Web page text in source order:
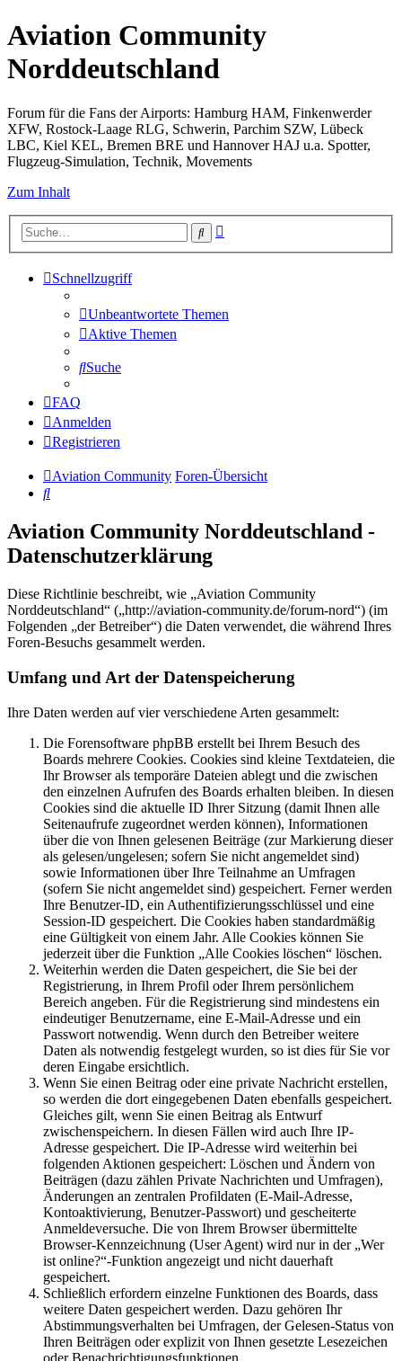
Aviation Community
Norddeutschland
Forum für die Fans der Airports: Hamburg HAM, Finkenwerder
XFW, Rostock-Laage RLG, Schwerin, Parchim SZW, Lübeck
LBC, Kiel KEL, Bremen BRE und Hannover HAJ u.a. Spotter,
Flugzeug-Simulation, Technik, Movements
Zum Inhalt
Suche
Schnellzugriff
Unbeantwortete Themen
Aktive Themen
Suche
FAQ
Anmelden
Registrieren
Aviation Community Foren-Übersicht
Suche
Aviation Community Norddeutschland -
Datenschutzerklärung
Diese Richtlinie beschreibt, wie „Aviation Community
Norddeutschland“ („http://aviation-community.de/forum-nord“) (im
Folgenden „der Betreiber“) die Daten verwendet, die während Ihres
Foren-Besuchs gesammelt werden.
Umfang und Art der Datenspeicherung
Ihre Daten werden auf vier verschiedene Arten gesammelt:
Die Forensoftware phpBB erstellt bei Ihrem Besuch des
Boards mehrere Cookies. Cookies sind kleine Textdateien, die
Ihr Browser als temporäre Dateien ablegt und die zwischen
den einzelnen Aufrufen des Boards erhalten bleiben. In diesen
Cookies sind die aktuelle ID Ihrer Sitzung (damit Ihnen alle
Seitenaufrufe zugeordnet werden können), Informationen
über die von Ihnen gelesenen Beiträge (zur Markierung dieser
als gelesen/ungelesen; sofern Sie nicht angemeldet sind)
sowie Informationen über Ihre Teilnahme an Umfragen
(sofern Sie nicht angemeldet sind) gespeichert. Ferner werden
Ihre Benutzer-ID, ein Authentifizierungsschlüssel und eine
Session-ID gespeichert. Die Cookies haben standardmäßig
eine Gültigkeit von einem Jahr. Alle Cookies können Sie
jederzeit über die Funktion „Alle Cookies löschen“ löschen.
Weiterhin werden die Daten gespeichert, die Sie bei der
Registrierung, in Ihrem Profil oder Ihrem persönlichem
Bereich angeben. Für die Registrierung sind mindestens ein
eindeutiger Benutzername, eine E-Mail-Adresse und ein
Passwort notwendig. Wenn durch den Betreiber weitere
Daten als notwendig festgelegt wurden, so ist dies für Sie vor
deren Eingabe ersichtlich.
Wenn Sie einen Beitrag oder eine private Nachricht erstellen,
so werden die dort eingegebenen Daten ebenfalls gespeichert.
Gleiches gilt, wenn Sie einen Beitrag als Entwurf
zwischenspeichern. In diesen Fällen wird auch Ihre IP-
Adresse gespeichert. Die IP-Adresse wird weiterhin bei
folgenden Aktionen gespeichert: Löschen und Ändern von
Beiträgen (dazu zählen Private Nachrichten und Umfragen),
Änderungen an zentralen Profildaten (E-Mail-Adresse,
Kontoaktivierung, Benutzer-Passwort) und gescheiterte
Anmeldeversuche. Die von Ihrem Browser übermittelte
Browser-Kennzeichnung (User Agent) wird nur in der „Wer
ist online?“-Funktion angezeigt und nicht dauerhaft
gespeichert.
Schließlich erfordern einzelne Funktionen des Boards, dass
weitere Daten gespeichert werden. Dazu gehören Ihr
Abstimmungsverhalten bei Umfragen, der Gelesen-Status von
Ihren Beiträgen oder explizit von Ihnen gesetzte Lesezeichen
oder Benachrichtigungsfunktionen.